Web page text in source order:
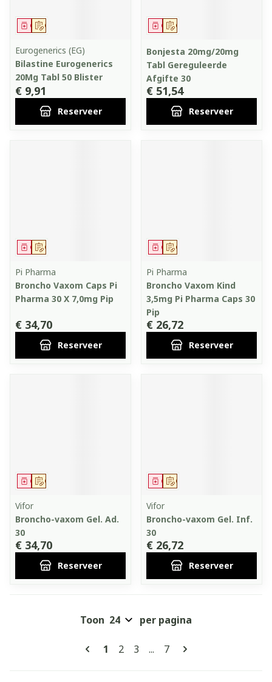
Op voorschrift
Geneesmiddel
Eurogenerics (EG)
Bilastine Eurogenerics
20Mg Tabl 50 Blister
€ 9,91
Reserveer
Op voorschrift
Geneesmiddel
Bonjesta 20mg/20mg
Tabl Gereguleerde
Afgifte 30
€ 51,54
Reserveer
Op voorschrift
Geneesmiddel
Pi Pharma
Broncho Vaxom Caps Pi
Pharma 30 X 7,0mg Pip
€ 34,70
Reserveer
Op voorschrift
Geneesmiddel
Pi Pharma
Broncho Vaxom Kind
3,5mg Pi Pharma Caps 30
Pip
€ 26,72
Reserveer
Op voorschrift
Geneesmiddel
Vifor
Broncho-vaxom Gel. Ad.
30
€ 34,70
Reserveer
Op voorschrift
Geneesmiddel
Vifor
Broncho-vaxom Gel. Inf.
30
€ 26,72
Reserveer
Pagina's
U lees momenteel pagina
1 Pagina
2 Pagina
3 ... Pagina
7
Toon per pagina